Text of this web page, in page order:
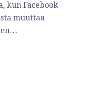
kun Facebook
muuttaa